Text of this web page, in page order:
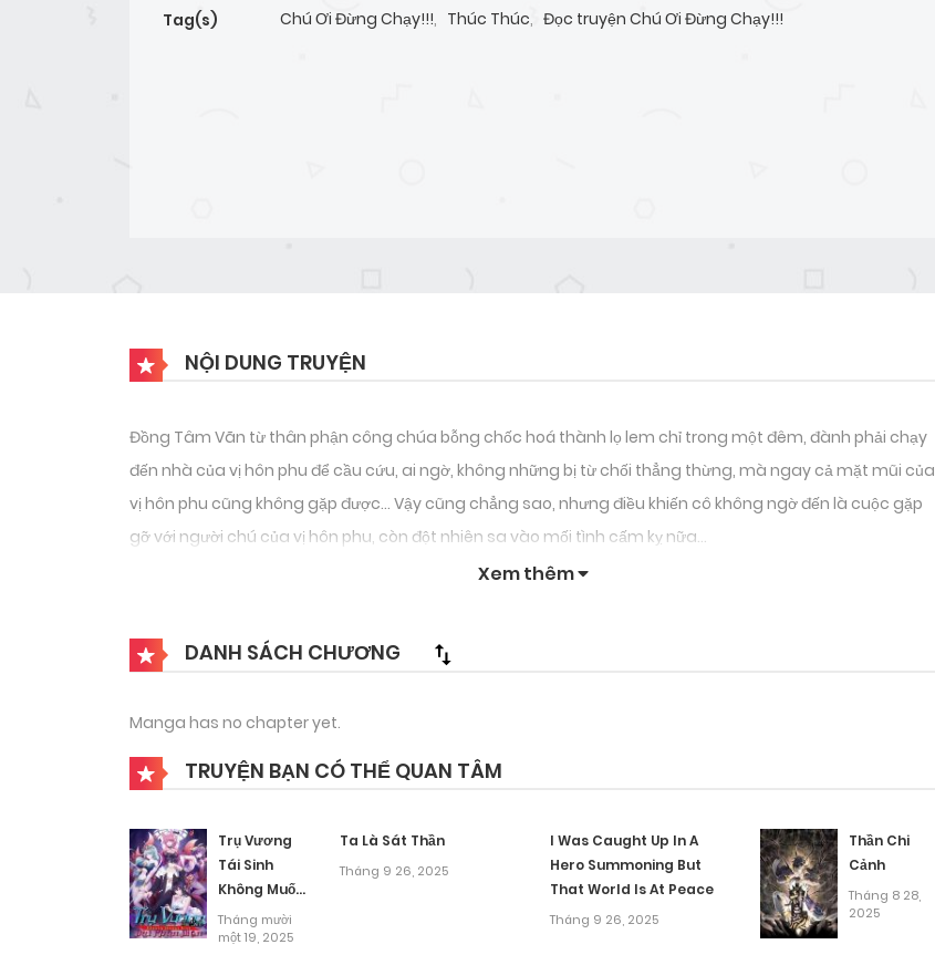
Tag(s)
Chú Ơi Đừng Chạy!!!, Thúc Thúc, Đọc truyện Chú Ơi Đừng Chạy!!!
NỘI DUNG TRUYỆN
Đồng Tâm Vãn từ thân phận công chúa bỗng chốc hoá thành lọ lem chỉ trong một đêm, đành phải chạy
đến nhà của vị hôn phu để cầu cứu, ai ngờ, không những bị từ chối thẳng thừng, mà ngay cả mặt mũi của
vị hôn phu cũng không gặp được… Vậy cũng chẳng sao, nhưng điều khiến cô không ngờ đến là cuộc gặp
gỡ với người chú của vị hôn phu, còn đột nhiên sa vào mối tình cấm kỵ nữa…
Xem thêm
DANH SÁCH CHƯƠNG
Manga has no chapter yet.
TRUYỆN BẠN CÓ THỂ QUAN TÂM
Trụ Vương
Tái Sinh
Không Muốn
Làm Đại
Phản Diện
Tháng mười
một 19, 2025
Ta Là Sát Thần
Tháng 9 26, 2025
I Was Caught Up In A
Hero Summoning But
That World Is At Peace
Tháng 9 26, 2025
Thần Chi
Cảnh
Tháng 8 28,
2025